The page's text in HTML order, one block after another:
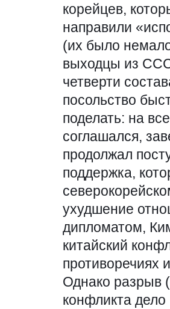
корейцев,
направили
(их было
выходцы из
четверти
посольство
поделать: на
соглашался,
продолжал
поддержка,
ухудшение
дипломатом,
китайский
противоречиях
Однако разрыв
конфликта